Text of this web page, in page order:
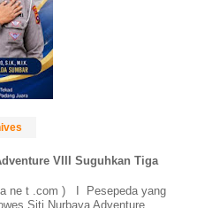
VIII Suguhkan Tiga
ne t .com ) I Pesepeda yang
Siti Nurbaya Adventure